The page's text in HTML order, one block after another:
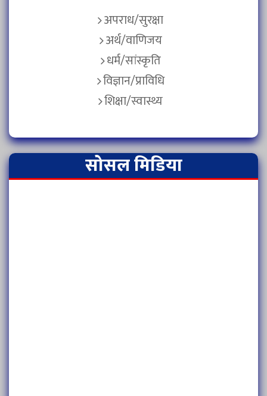
अपराध/सुरक्षा
अर्थ/वाणिजय
धर्म/सांस्कृति
विज्ञान/प्राविधि
शिक्षा/स्वास्थ्य
सोसल मिडिया